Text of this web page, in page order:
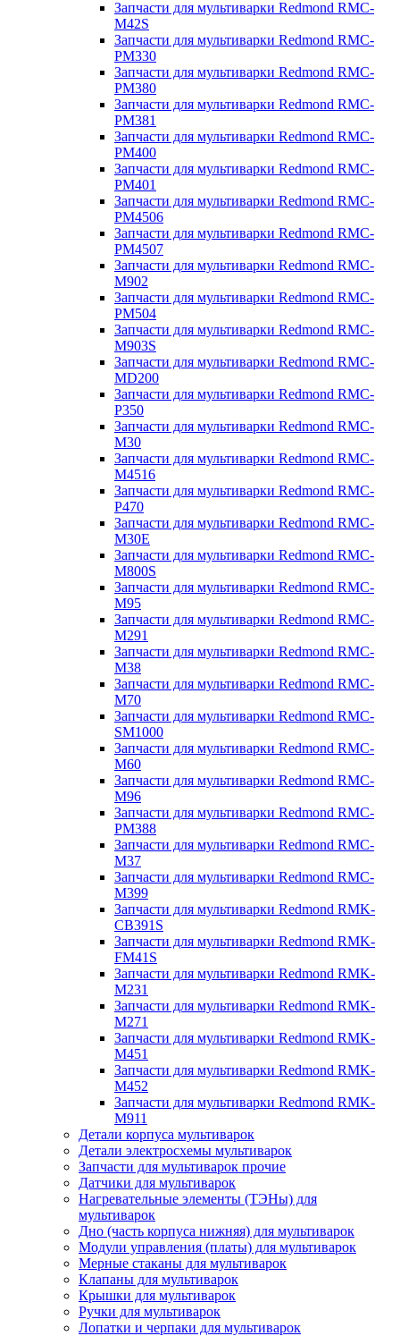
Запчасти для мультиварки Redmond RMC-
M42S
Запчасти для мультиварки Redmond RMC-
PM330
Запчасти для мультиварки Redmond RMC-
PM380
Запчасти для мультиварки Redmond RMC-
PM381
Запчасти для мультиварки Redmond RMC-
PM400
Запчасти для мультиварки Redmond RMC-
PM401
Запчасти для мультиварки Redmond RMC-
PM4506
Запчасти для мультиварки Redmond RMC-
PM4507
Запчасти для мультиварки Redmond RMC-
M902
Запчасти для мультиварки Redmond RMC-
PM504
Запчасти для мультиварки Redmond RMC-
M903S
Запчасти для мультиварки Redmond RMC-
MD200
Запчасти для мультиварки Redmond RMC-
P350
Запчасти для мультиварки Redmond RMC-
M30
Запчасти для мультиварки Redmond RMC-
M4516
Запчасти для мультиварки Redmond RMC-
P470
Запчасти для мультиварки Redmond RMC-
M30E
Запчасти для мультиварки Redmond RMC-
M800S
Запчасти для мультиварки Redmond RMC-
M95
Запчасти для мультиварки Redmond RMC-
M291
Запчасти для мультиварки Redmond RMC-
M38
Запчасти для мультиварки Redmond RMC-
M70
Запчасти для мультиварки Redmond RMC-
SM1000
Запчасти для мультиварки Redmond RMC-
M60
Запчасти для мультиварки Redmond RMC-
M96
Запчасти для мультиварки Redmond RMC-
PM388
Запчасти для мультиварки Redmond RMC-
M37
Запчасти для мультиварки Redmond RMC-
M399
Запчасти для мультиварки Redmond RMK-
CB391S
Запчасти для мультиварки Redmond RMK-
FM41S
Запчасти для мультиварки Redmond RMK-
M231
Запчасти для мультиварки Redmond RMK-
M271
Запчасти для мультиварки Redmond RMK-
M451
Запчасти для мультиварки Redmond RMK-
M452
Запчасти для мультиварки Redmond RMK-
M911
Детали корпуса мультиварок
Детали электросхемы мультиварок
Запчасти для мультиварок прочие
Датчики для мультиварок
Нагревательные элементы (ТЭНы) для
мультиварок
Дно (часть корпуса нижняя) для мультиварок
Модули управления (платы) для мультиварок
Мерные стаканы для мультиварок
Клапаны для мультиварок
Крышки для мультиварок
Ручки для мультиварок
Лопатки и черпаки для мультиварок